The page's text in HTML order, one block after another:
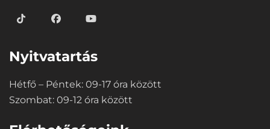
Nyitvatartás
Hétfő – Péntek: 09-17 óra között
Szombat: 09-12 óra között